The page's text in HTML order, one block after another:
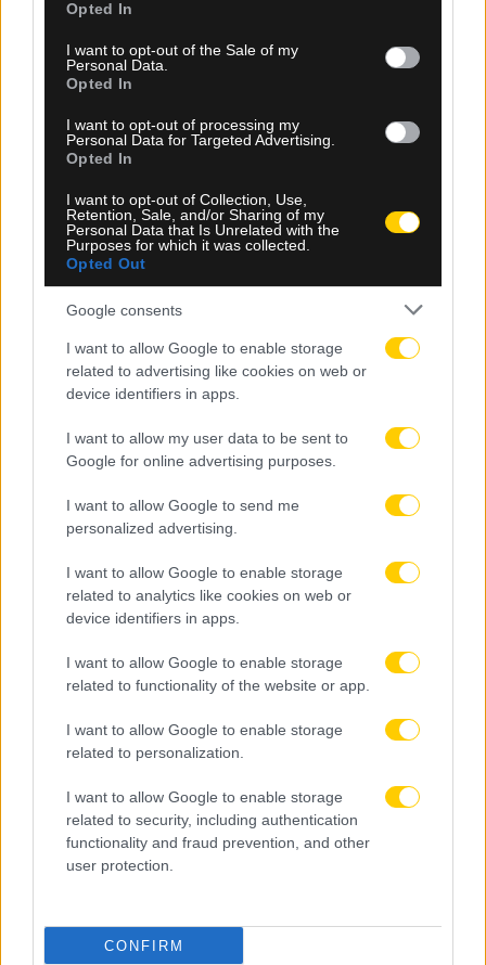
use your data for below specified purposes in below Google
consent section.
Opted In
I want to opt-out of the Sale of my
Personal Data.
Opted In
I want to opt-out of processing my
Personal Data for Targeted Advertising.
Opted In
I want to opt-out of Collection, Use,
Retention, Sale, and/or Sharing of my
Personal Data that Is Unrelated with the
Purposes for which it was collected.
Opted Out
Google consents
I want to allow Google to enable storage
related to advertising like cookies on web or
device identifiers in apps.
I want to allow my user data to be sent to
Google for online advertising purposes.
I want to allow Google to send me
personalized advertising.
I want to allow Google to enable storage
related to analytics like cookies on web or
device identifiers in apps.
I want to allow Google to enable storage
related to functionality of the website or app.
I want to allow Google to enable storage
related to personalization.
I want to allow Google to enable storage
related to security, including authentication
functionality and fraud prevention, and other
user protection.
CONFIRM
Αθλητικό τηλεοπτικό πρόγραμμα 11/08:
Αναλυτικά οι αγώνες και τα κανάλια
09.08.2026, 16:40